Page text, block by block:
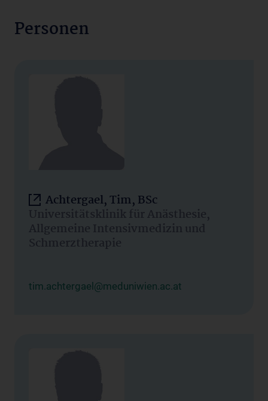
Personen
Achtergael, Tim, BSc
Universitätsklinik für Anästhesie,
Allgemeine Intensivmedizin und
Schmerztherapie
tim.achtergael@meduniwien.ac.at